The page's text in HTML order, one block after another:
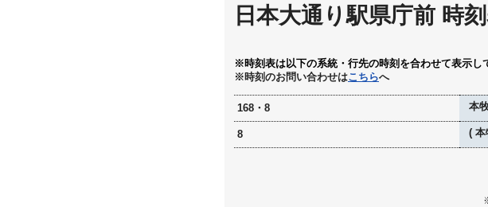
日本大通り駅県庁前 時
※時刻表は以下の系統・行先の時刻を合わせて表示し
※時刻のお問い合わせはこちらへ
168・8 本
8 ( 本